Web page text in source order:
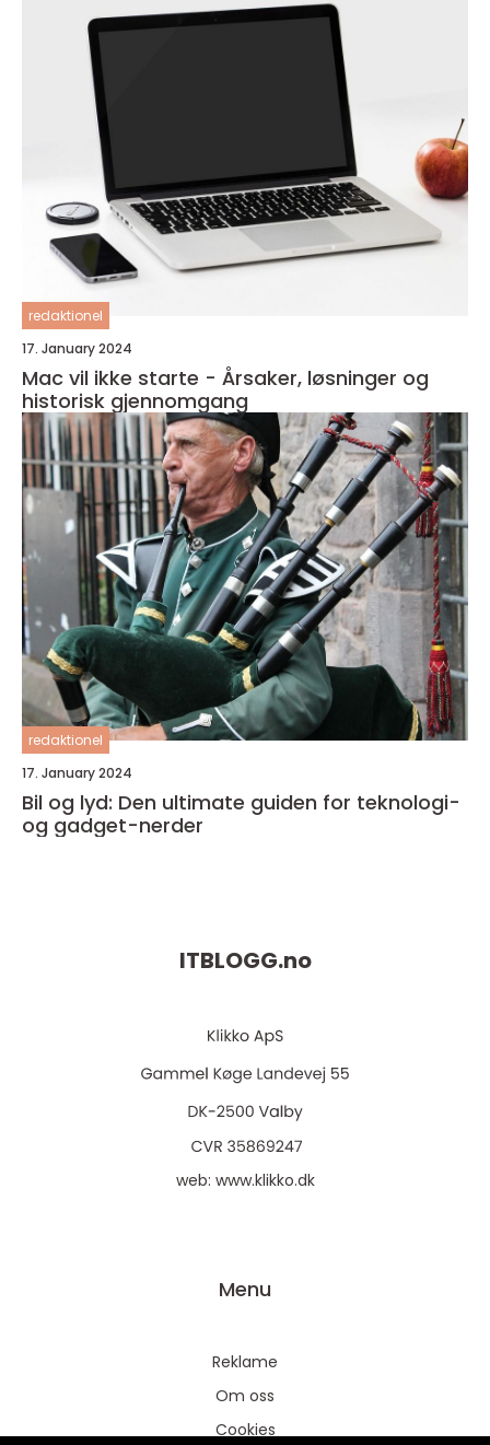
redaktionel
17. January 2024
Mac vil ikke starte - Årsaker, løsninger og
historisk gjennomgang
redaktionel
17. January 2024
Bil og lyd: Den ultimate guiden for teknologi-
og gadget-nerder
ITBLOGG.no
web: www.klikko.dk
Menu
Reklame
Om oss
Cookies